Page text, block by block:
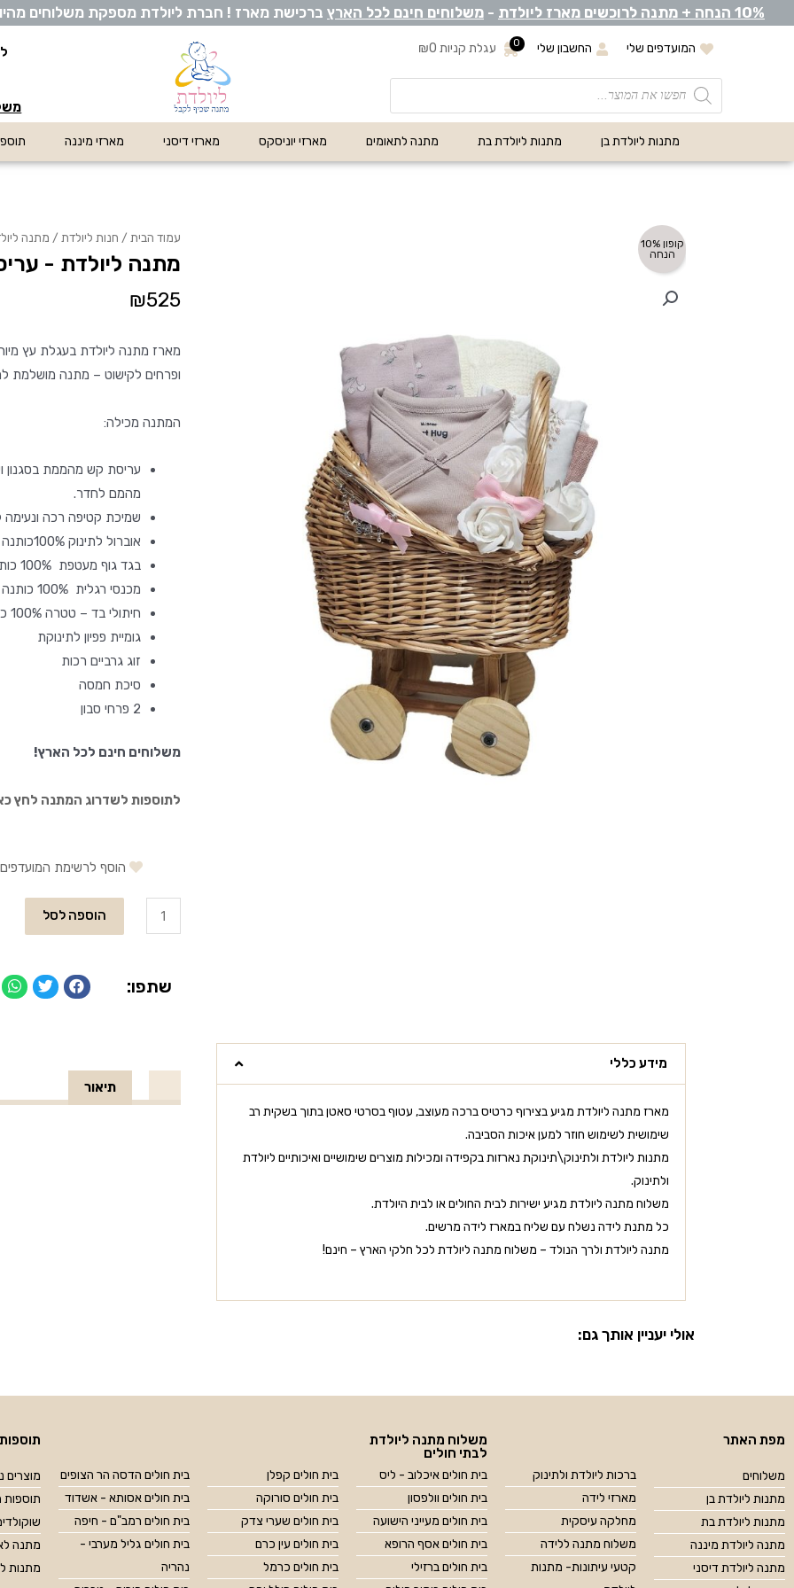
10% הנחה + מתנה לרוכשים מארז ליולדת - משלוחים חינם לכל הארץ ברכישת מארז ! חברת ליולדת מספקת משלוחים מהיום
המועדפים שלי החשבון שלי עגלת קניות ₪0 0
מתנות ליולדת בן מתנות ליולדת בת מתנה לתאומים מארזי יוניסקס מארזי דיסני מארזי מיננה
קופון 10%
הנחה
עמוד הבית / חנות ליולדת / מתנה
מתנה ליולדת -
₪525
מארז מתנה ליולדת בעגלת עץ
ופרחים לקישוט – מתנה מושלמת
המתנה מכילה:
עריסת קש מהממת בסגנון
מהמם לחדר.
שמיכת קטיפה רכה ונעימה
אוברול לתינוק 100%כותנה – מיננה
בגד גוף מעטפת 100% כותנה – מיננה
מכנסי רגלית 100% כותנה – מיננה
חיתולי בד – טטרה 100% כותנה
גומיית פפיון לתינוקת
זוג גרביים רכות
סיכת חמסה
2 פרחי סבון
משלוחים חינם לכל הארץ!
לתוספות לשדרוג המתנה לחץ
הוסף לרשימת המועדפים
הוספה לסל
שתפו:
מידע כללי
מארז מתנה ליולדת מגיע בצירוף כרטיס ברכה מעוצב, עטוף בסרטי סאטן בתוך בשקית רב
שימושית לשימוש חוזר למען איכות הסביבה.
מתנות ליולדת ולתינוק\תינוקת נארזות בקפידה ומכילות מוצרים שימושיים ואיכותיים ליולדת
ולתינוק.
משלוח מתנה ליולדת מגיע ישירות לבית החולים או לבית היולדת.
כל מתנת לידה נשלח עם שליח במארז לידה מרשים.
מתנה ליולדת ולרך הנולד – משלוח מתנה ליולדת לכל חלקי הארץ – חינם!
תיאור
אולי יעניין אותך גם:
מפת האתר
משלוחים
מתנות ליולדת בן
מתנות ליולדת בת
מתנה ליולדת מיננה
מתנה ליולדת דיסני
ברכות ליולדת ולתינוק
מארזי לידה
מחלקה עיסקית
משלוח מתנה ללידה
קטעי עיתונות- מתנות
משלוח מתנה ליולדת
לבתי חולים
בית חולים איכלוב - ליס
בית חולים וולפסון
בית חולים מעייני הישועה
בית חולים אסף הרופא
בית חולים ברזילי
בית חולים קפלן
בית חולים סורוקה
בית חולים שערי צדק
בית חולים עין כרם
בית חולים כרמל
בית חולים הדסה הר הצופים
בית חולים אסותא - אשדוד
בית חולים רמב"ם - חיפה
בית חולים גליל מערבי -
נהריה
מוצרים
מתנה
מתנות